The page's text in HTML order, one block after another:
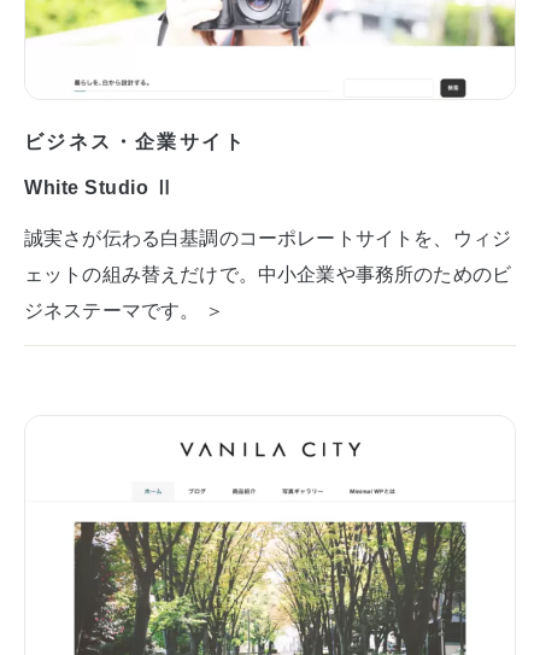
ビジネス・企業サイト
White Studio Ⅱ
誠実さが伝わる白基調のコーポレートサイトを、ウィジ
ェットの組み替えだけで。中小企業や事務所のためのビ
ジネステーマです。 ＞